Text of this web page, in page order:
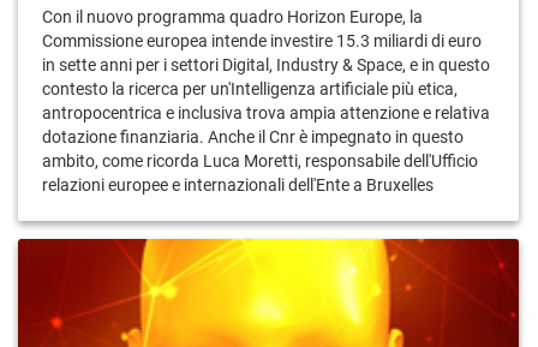
Con il nuovo programma quadro Horizon Europe, la
Commissione europea intende investire 15.3 miliardi di euro
in sette anni per i settori Digital, Industry & Space, e in questo
contesto la ricerca per un'Intelligenza artificiale più etica,
antropocentrica e inclusiva trova ampia attenzione e relativa
dotazione finanziaria. Anche il Cnr è impegnato in questo
ambito, come ricorda Luca Moretti, responsabile dell'Ufficio
relazioni europee e internazionali dell'Ente a Bruxelles